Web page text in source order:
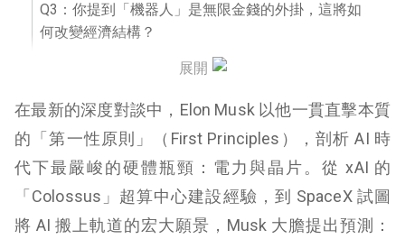
Q3：你提到「機器人」是無限金錢的外掛，這將如
何改變經濟結構？
Q4：面對中國強大的製造實力，美國該如何保持競
Q5：你曾提過 AI 的風險，那麼 xAI 的使命「理解宇
宙」能解決安全問題嗎？
Q6：關於 DOGE（政府效率部），為什麼這對 AI 發
展也很重要？
展開
在最新的深度對談中，Elon Musk 以他一貫直擊本質
的「第一性原則」（First Principles），剖析 AI 時
代下最嚴峻的硬體瓶頸：電力與晶片。從 xAI 的
「Colossus」超算中心建設經驗，到 SpaceX 試圖
將 AI 搬上軌道的宏大願景，Musk 大膽提出預測：